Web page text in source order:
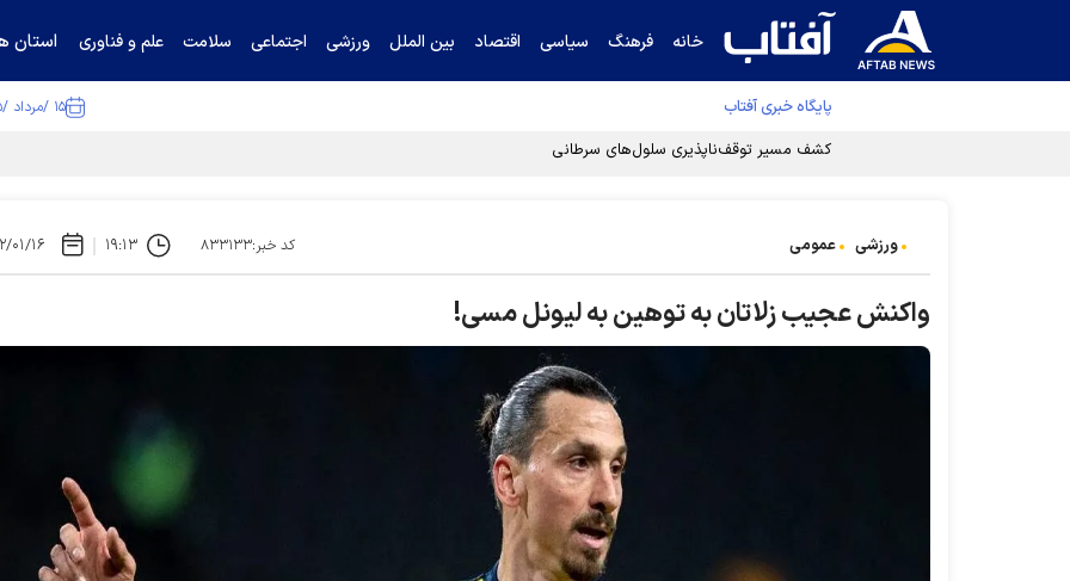
خانه فرهنگ سیاسی اقتصاد بین الملل ورزشی اجتماعی سلامت علم و فناوری استان
پایگاه خبری آفتاب ۱۵ /مرداد /۱۴۰۵
ورزشی عمومی کد خبر:۸۳۳۱۳۳ ۱۹:۱۳ ۱۴۰۲/
واکنش عجیب زلاتان به توهین به لیونل مسی!